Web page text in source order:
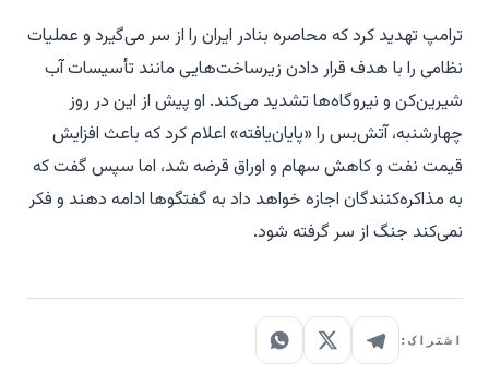
ترامپ تهدید کرد که محاصره بنادر ایران را از سر می‌گیرد و عملیات
نظامی را با هدف قرار دادن زیرساخت‌هایی مانند تأسیسات آب
شیرین‌کن و نیروگاه‌ها تشدید می‌کند. او پیش از این در روز
چهارشنبه، آتش‌بس را «پایان‌یافته» اعلام کرد که باعث افزایش
قیمت نفت و کاهش سهام و اوراق قرضه شد، اما سپس گفت که
به مذاکره‌کنندگان اجازه خواهد داد به گفتگوها ادامه دهند و فکر
نمی‌کند جنگ از سر گرفته شود.
اشتراک: